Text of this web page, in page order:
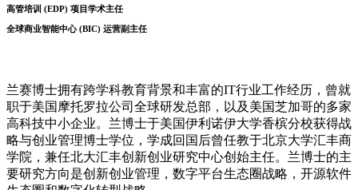
高管培训 (EDP) 项目学术主任
全球商业智能中心 (BIC) 运营副主任
兰赛博士拥有跨学科教育背景和丰富的IT行业工作经历，曾就
职于美国摩托罗拉公司全球研发总部，以及美国芝加哥的多家
高科技中小企业。兰博士于美国伊利诺伊大学香槟分校获得战
略与创业管理博士学位，学成回国后曾任教于北京大学汇丰商
学院，兼任北大汇丰创新创业研究中心创始主任。兰博士的主
要研究方向是创新创业管理，数字平台生态圈战略，开源软件